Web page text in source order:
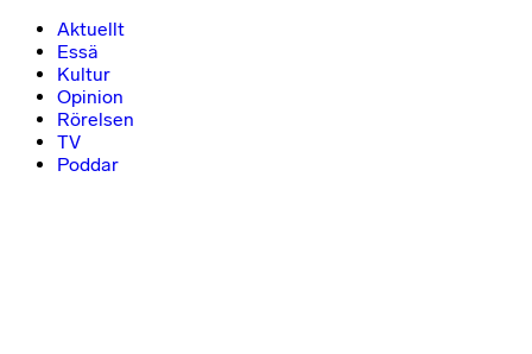
Aktuellt
Essä
Kultur
Opinion
Rörelsen
TV
Poddar